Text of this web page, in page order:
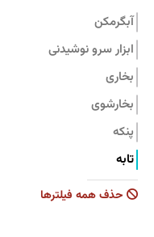
بامبوم
نیچی
پارس استیل
جنرال فیت
آبگرمکن
ابزار سرو نوشیدنی
بخاری
بخارشوی
پنکه
تابه
جاروبرقی
حذف همه فیلترها